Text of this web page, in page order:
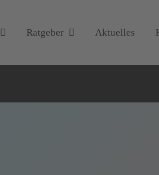
Ratgeber Aktuelles